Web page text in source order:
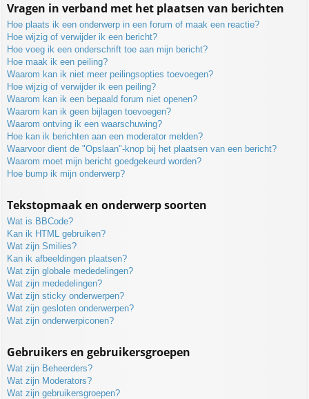
Vragen in verband met het plaatsen van berichten
Hoe plaats ik een onderwerp in een forum of maak een reactie?
Hoe wijzig of verwijder ik een bericht?
Hoe voeg ik een onderschrift toe aan mijn bericht?
Hoe maak ik een peiling?
Waarom kan ik niet meer peilingsopties toevoegen?
Hoe wijzig of verwijder ik een peiling?
Waarom kan ik een bepaald forum niet openen?
Waarom kan ik geen bijlagen toevoegen?
Waarom ontving ik een waarschuwing?
Hoe kan ik berichten aan een moderator melden?
Waarvoor dient de "Opslaan"-knop bij het plaatsen van een bericht?
Waarom moet mijn bericht goedgekeurd worden?
Hoe bump ik mijn onderwerp?
Tekstopmaak en onderwerp soorten
Wat is BBCode?
Kan ik HTML gebruiken?
Wat zijn Smilies?
Kan ik afbeeldingen plaatsen?
Wat zijn globale mededelingen?
Wat zijn mededelingen?
Wat zijn sticky onderwerpen?
Wat zijn gesloten onderwerpen?
Wat zijn onderwerpiconen?
Gebruikers en gebruikersgroepen
Wat zijn Beheerders?
Wat zijn Moderators?
Wat zijn gebruikersgroepen?